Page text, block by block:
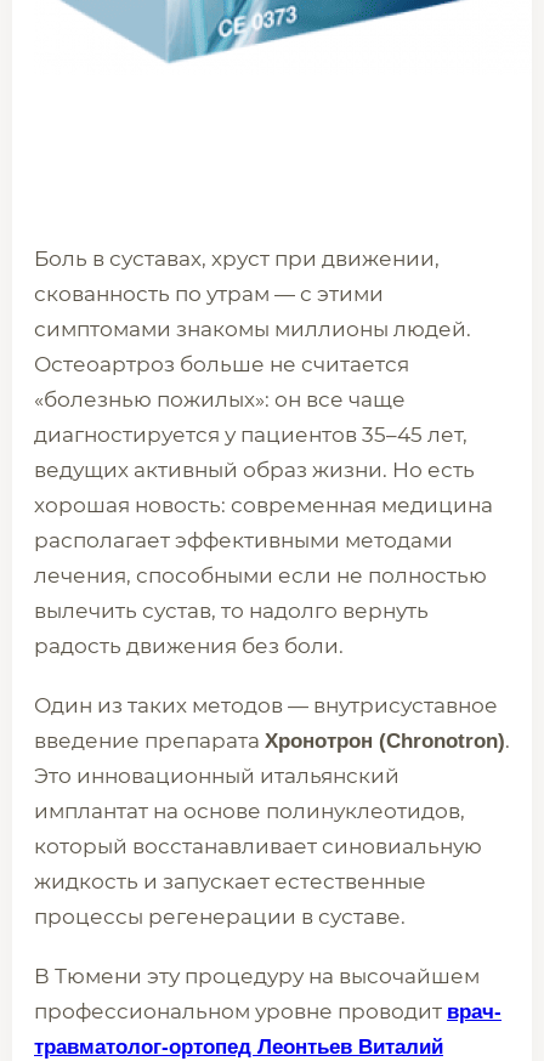
Боль в суставах, хруст при движении,
скованность по утрам — с этими
симптомами знакомы миллионы людей.
Остеоартроз больше не считается
«болезнью пожилых»: он все чаще
диагностируется у пациентов 35–45 лет,
ведущих активный образ жизни. Но есть
хорошая новость: современная медицина
располагает эффективными методами
лечения, способными если не полностью
вылечить сустав, то надолго вернуть
радость движения без боли.
Один из таких методов — внутрисуставное
введение препарата Хронотрон (Chronotron).
Это инновационный итальянский
имплантат на основе полинуклеотидов,
который восстанавливает синовиальную
жидкость и запускает естественные
процессы регенерации в суставе.
В Тюмени эту процедуру на высочайшем
профессиональном уровне проводит врач-
травматолог-ортопед Леонтьев Виталий